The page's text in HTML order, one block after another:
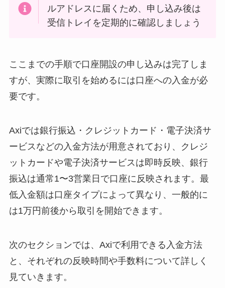
ルアドレスに届くため、申し込み後は
受信トレイを定期的に確認しましょう
ここまでの手順で口座開設の申し込みは完了しま
すが、実際に取引を始めるには口座への入金が必
要です。
Axiでは銀行振込・クレジットカード・電子決済サ
ービスなどの入金方法が用意されており、クレジ
ットカードや電子決済サービスは即時反映、銀行
振込は通常1〜3営業日で口座に反映されます。最
低入金額は口座タイプによって異なり、一般的に
は1万円前後から取引を開始できます。
次のセクションでは、Axiで利用できる入金方法
と、それぞれの反映時間や手数料について詳しく
見ていきます。